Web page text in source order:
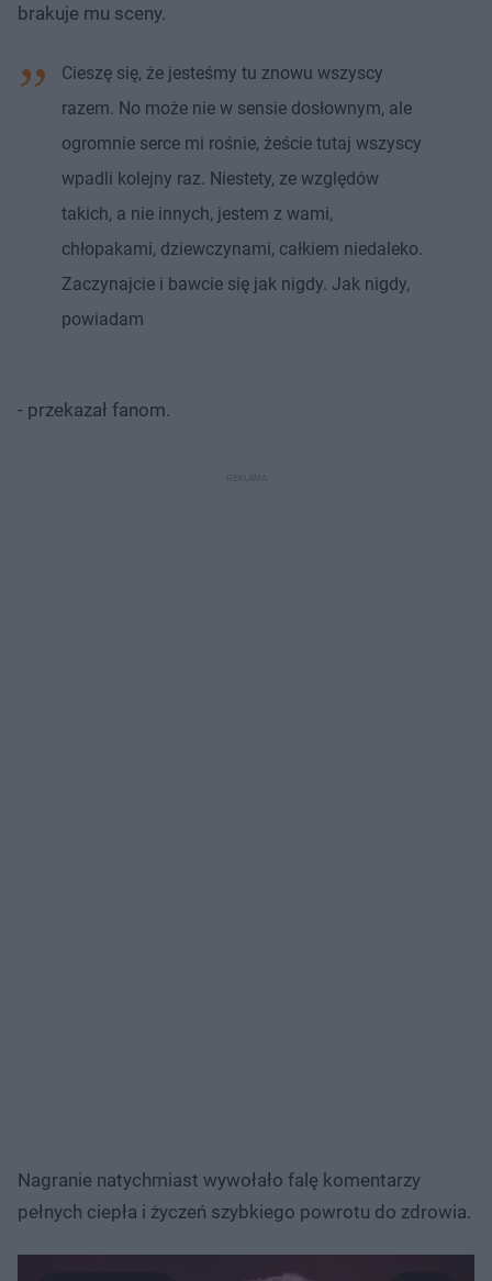
brakuje mu sceny.
Cieszę się, że jesteśmy tu znowu wszyscy
razem. No może nie w sensie dosłownym, ale
ogromnie serce mi rośnie, żeście tutaj wszyscy
wpadli kolejny raz. Niestety, ze względów
takich, a nie innych, jestem z wami,
chłopakami, dziewczynami, całkiem niedaleko.
Zaczynajcie i bawcie się jak nigdy. Jak nigdy,
powiadam
- przekazał fanom.
Nagranie natychmiast wywołało falę komentarzy
pełnych ciepła i życzeń szybkiego powrotu do zdrowia.